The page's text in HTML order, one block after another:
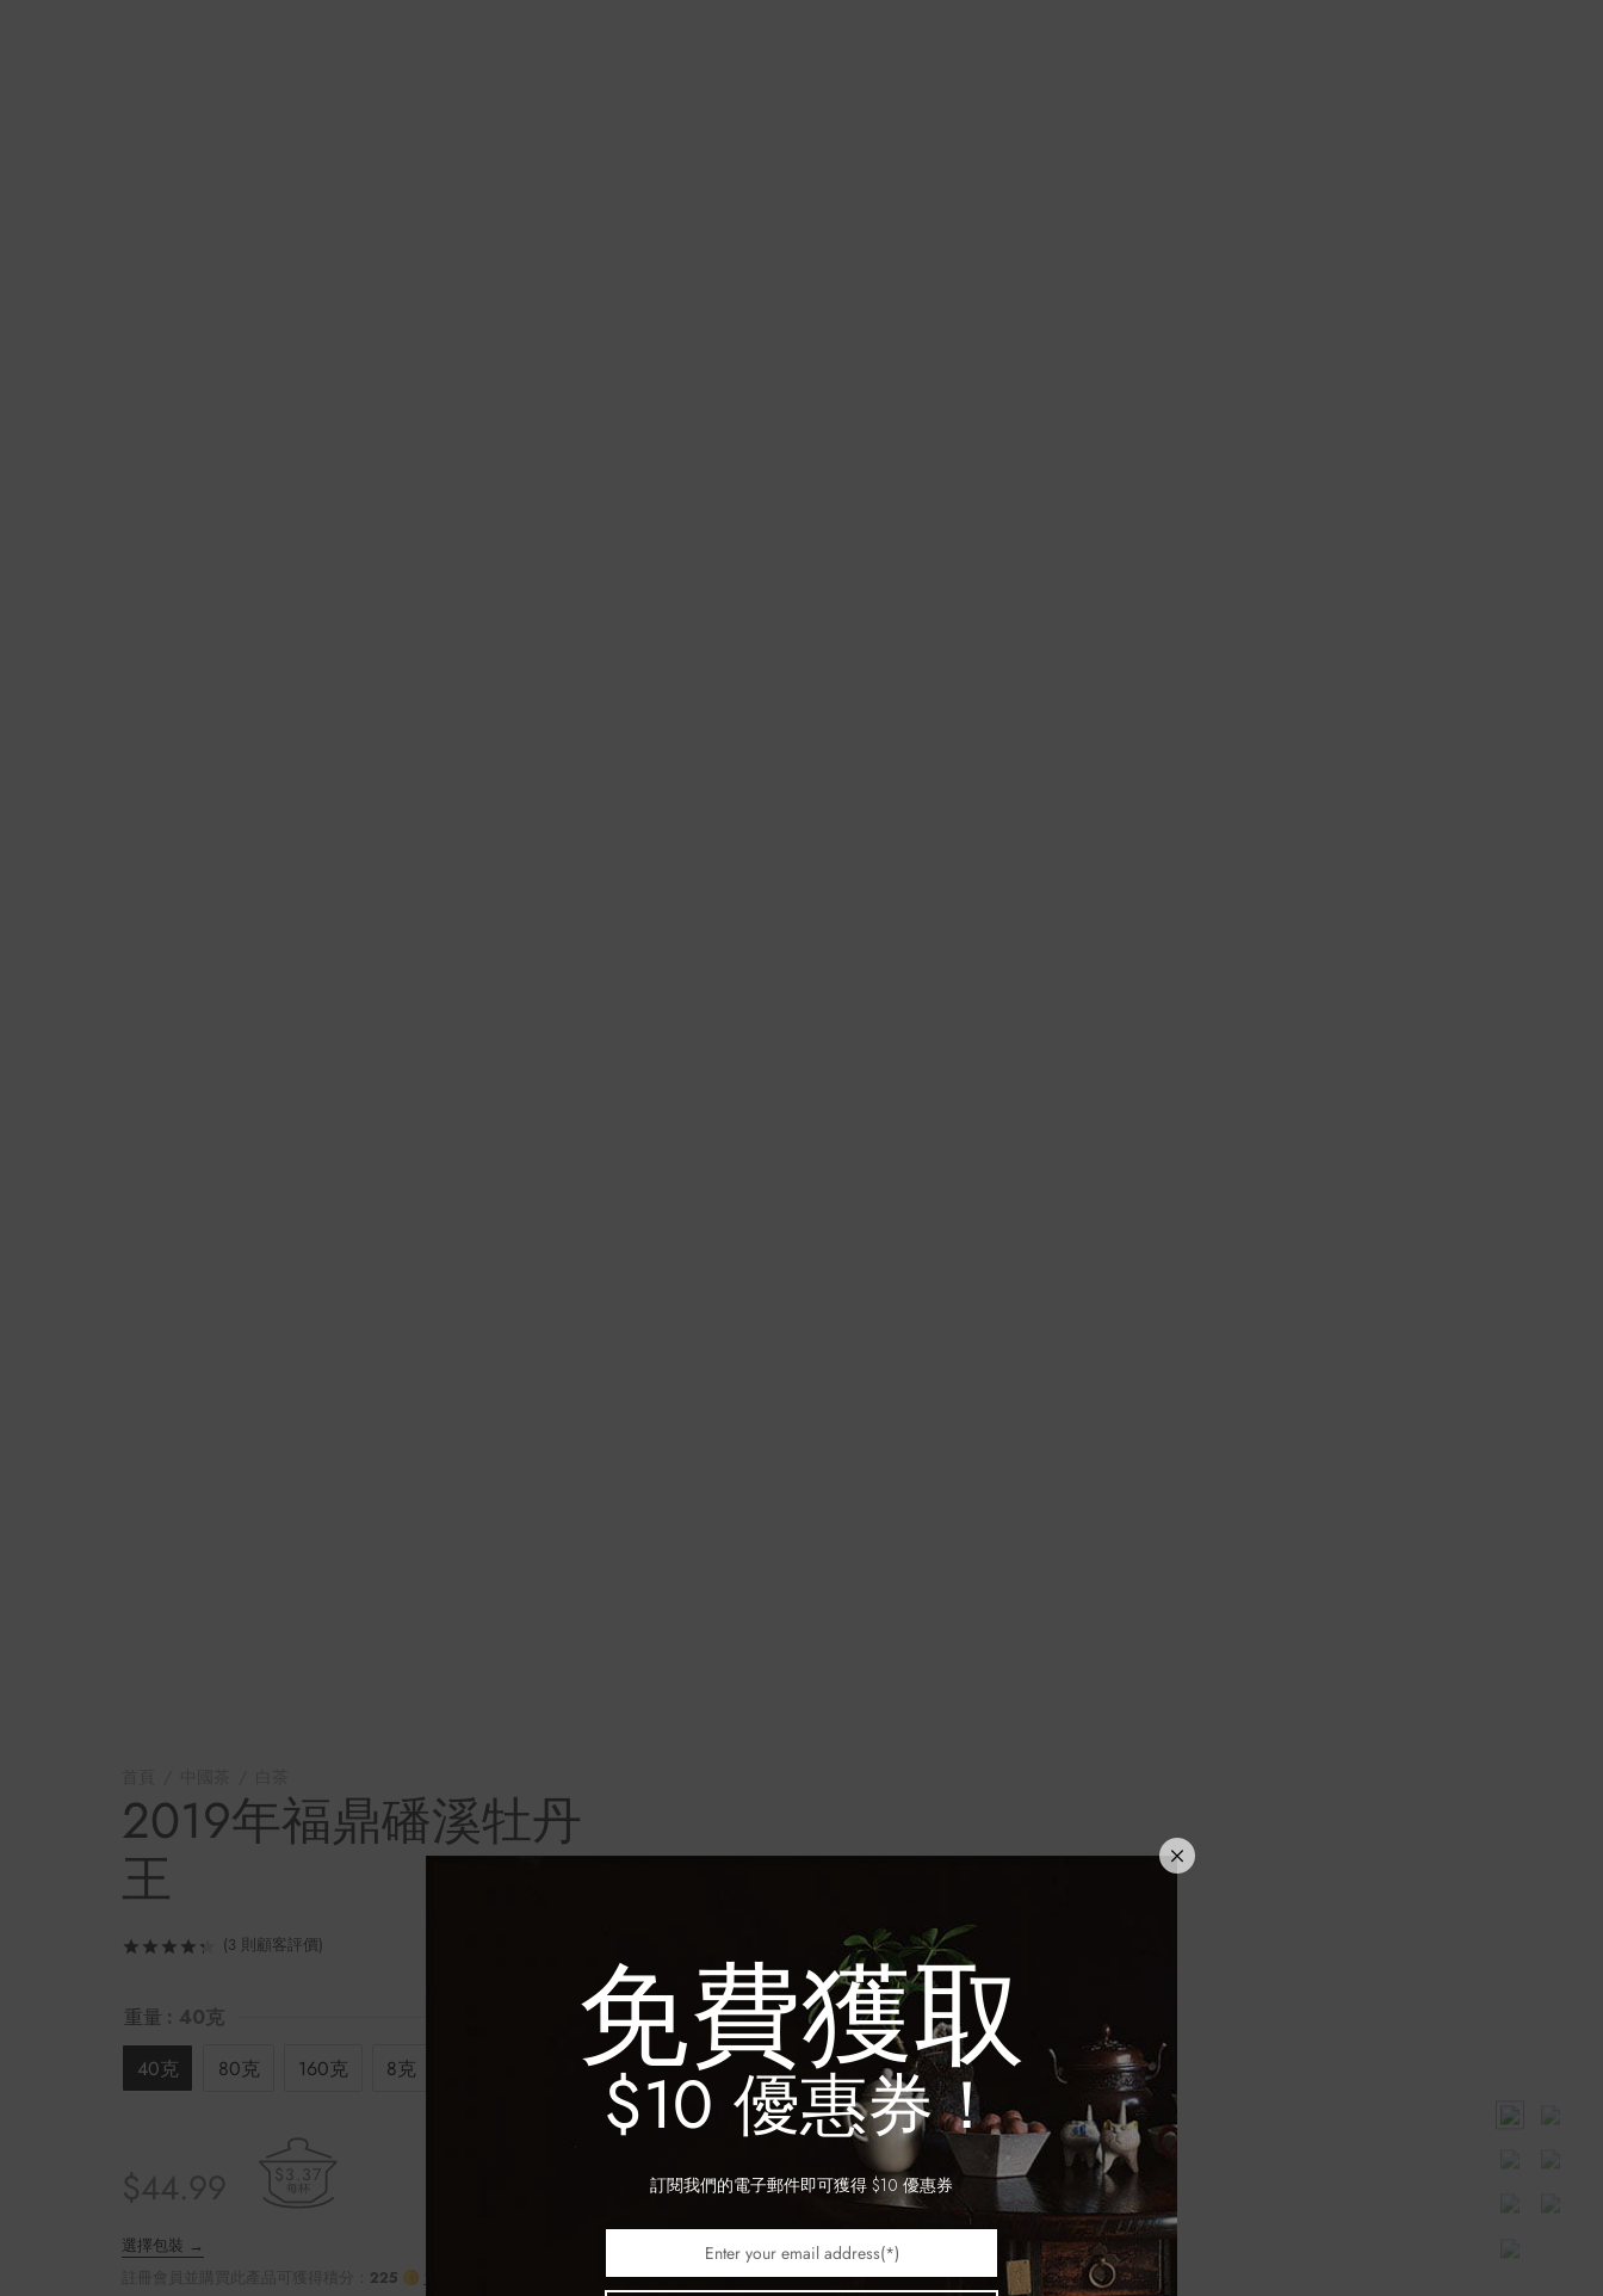
2019年福鼎磻溪牡丹
王
評分/ 5，已有
(3 則顧客評價)
重量 : 40克
40克
80克 160克 8克（樣品）
$44.99 $3.37
每杯
免費獲取
$10 優惠券！
訂閱我們的電子郵件即可獲得 $10 優惠券